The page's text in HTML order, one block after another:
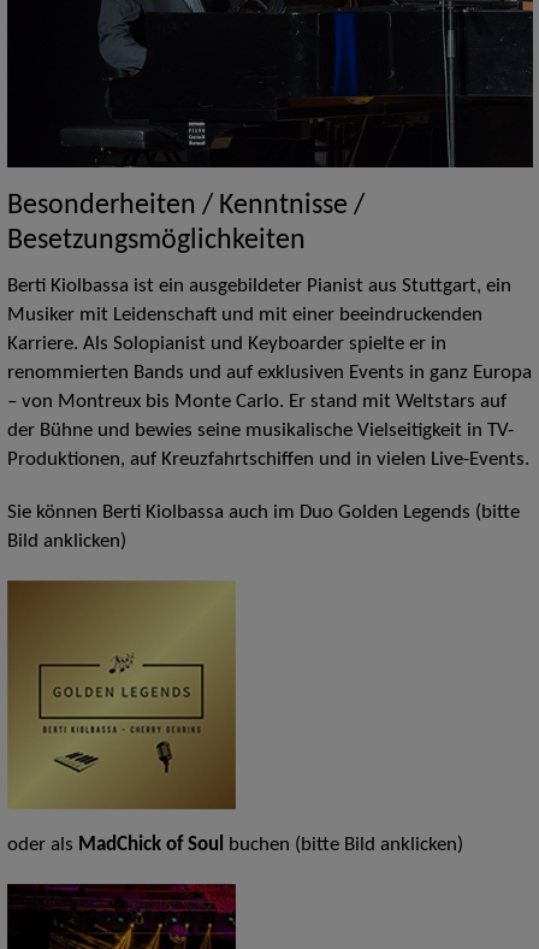
Besonderheiten / Kenntnisse /
Besetzungsmöglichkeiten
Berti Kiolbassa ist ein ausgebildeter Pianist aus Stuttgart, ein
Musiker mit Leidenschaft und mit einer beeindruckenden
Karriere. Als Solopianist und Keyboarder spielte er in
renommierten Bands und auf exklusiven Events in ganz Europa
– von Montreux bis Monte Carlo. Er stand mit Weltstars auf
der Bühne und bewies seine musikalische Vielseitigkeit in TV-
Produktionen, auf Kreuzfahrtschiffen und in vielen Live-Events.
Sie können Berti Kiolbassa auch im Duo Golden Legends (bitte
Bild anklicken)
oder als MadChick of Soul buchen (bitte Bild anklicken)